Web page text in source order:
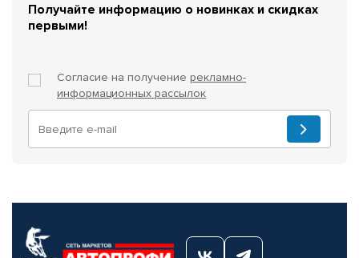
Получайте информацию о новинках и скидках
первыми!
Согласие на получение рекламно-
информационных рассылок